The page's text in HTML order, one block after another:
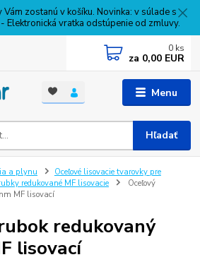
zostanú v košíku. Novinka: v súlade s
Elektronická vratka odstúpenie od zmluvy.
Menu
Hľadať
0 ks
za 0,00 EUR
a plynu
Oceľové lisovacie tvarovky pre
redukované MF lisovacie
Oceľový
MF lisovací
redukovaný
lisovací